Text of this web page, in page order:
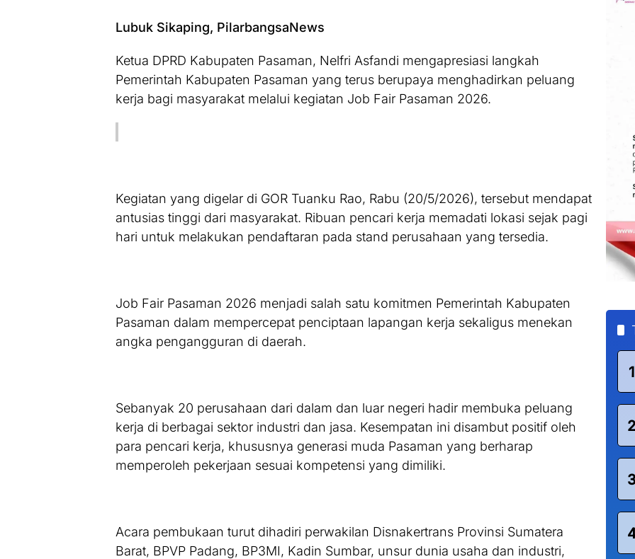
Lubuk Sikaping, PilarbangsaNews
Ketua DPRD Kabupaten Pasaman, Nelfri Asfandi mengapresiasi langkah
Pemerintah Kabupaten Pasaman yang terus berupaya menghadirkan peluang
kerja bagi masyarakat melalui kegiatan Job Fair Pasaman 2026.
Kegiatan yang digelar di GOR Tuanku Rao, Rabu (20/5/2026), tersebut mendapat
antusias tinggi dari masyarakat. Ribuan pencari kerja memadati lokasi sejak pagi
hari untuk melakukan pendaftaran pada stand perusahaan yang tersedia.
Job Fair Pasaman 2026 menjadi salah satu komitmen Pemerintah Kabupaten
Pasaman dalam mempercepat penciptaan lapangan kerja sekaligus menekan
angka pengangguran di daerah.
Sebanyak 20 perusahaan dari dalam dan luar negeri hadir membuka peluang
kerja di berbagai sektor industri dan jasa. Kesempatan ini disambut positif oleh
para pencari kerja, khususnya generasi muda Pasaman yang berharap
memperoleh pekerjaan sesuai kompetensi yang dimiliki.
Acara pembukaan turut dihadiri perwakilan Disnakertrans Provinsi Sumatera
Barat, BPVP Padang, BP3MI, Kadin Sumbar, unsur dunia usaha dan industri,
1
2